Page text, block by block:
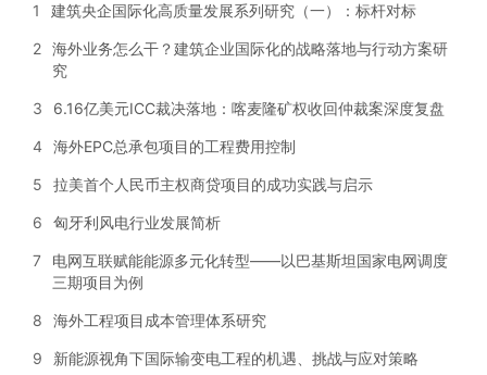
1 建筑央企国际化高质量发展系列研究（一）：标杆对标
2 海外业务怎么干？建筑企业国际化的战略落地与行动方案研
究
3 6.16亿美元ICC裁决落地：喀麦隆矿权收回仲裁案深度复盘
4 海外EPC总承包项目的工程费用控制
5 拉美首个人民币主权商贷项目的成功实践与启示
6 匈牙利风电行业发展简析
7
电网互联赋能能源多元化转型——以巴基斯坦国家电网调度
三期项目为例
8 海外工程项目成本管理体系研究
9 新能源视角下国际输变电工程的机遇、挑战与应对策略